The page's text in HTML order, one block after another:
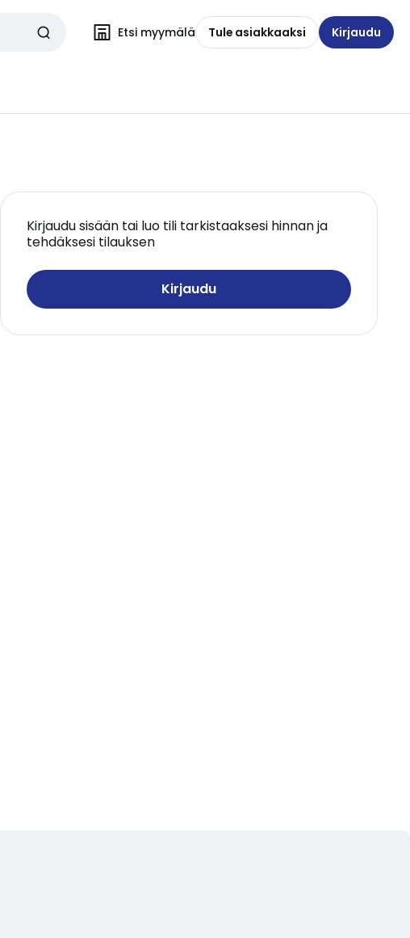
Etsi myymälä Tule asiakkaaksi Kirjaudu
Kirjaudu sisään tai luo tili tarkistaaksesi hinnan ja
tehdäksesi tilauksen
Kirjaudu